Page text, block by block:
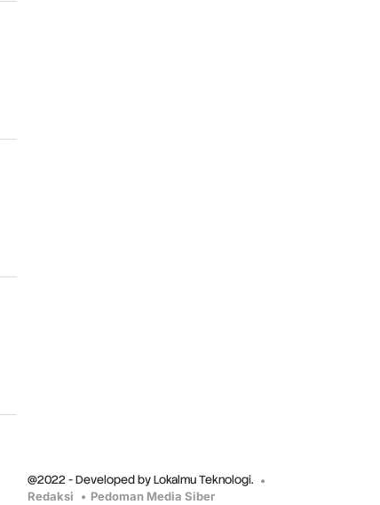
@2022 - Developed by Lokalmu Teknologi.
Redaksi Pedoman Media Siber